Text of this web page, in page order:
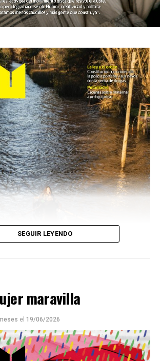
de MU ☝️viene con doble tapa, que
SEGUIR LEYENDO
maravilla
el 19/06/2026